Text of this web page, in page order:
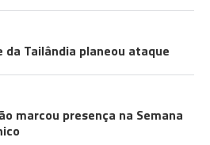
Tailândia planeou ataque
marcou presença na Semana